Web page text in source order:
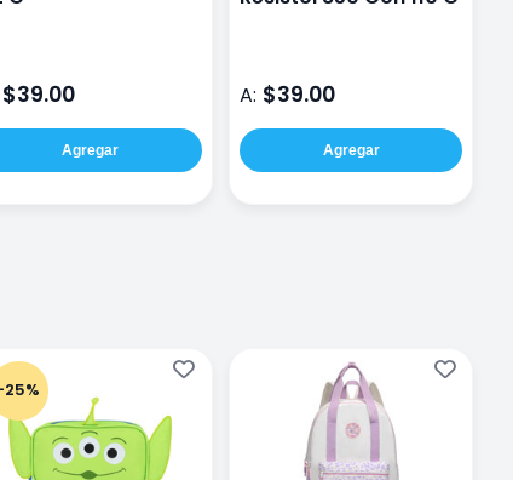
$39.00
Agregar
A: $39.00
Agregar
25%